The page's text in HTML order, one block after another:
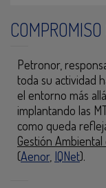
Petronor,
toda su actividad
el entorno más
implantando las
como queda
Gestión Ambiental
(Aenor, IQNet).